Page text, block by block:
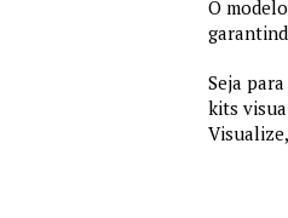
O
Seja
kits